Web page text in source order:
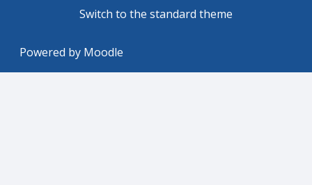
Switch to the standard theme
Powered by Moodle